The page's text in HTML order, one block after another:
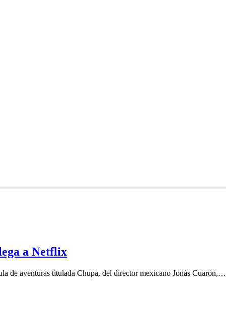
a Netflix
de aventuras titulada Chupa, del director mexicano Jonás Cuarón,…